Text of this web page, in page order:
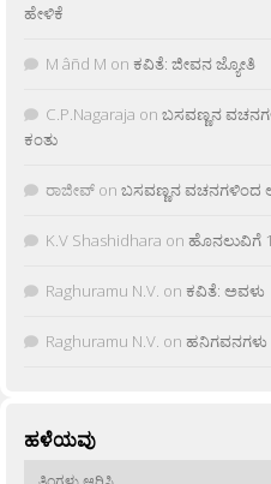
ಹೇಳಿಕೆ
M âñd M on ಕವಿತೆ: ಜೀವನ ಜ್ಯೋತಿ
C.P.Nagaraja on ಬಸವಣ್ಣನ
ಕಂತು
ರಾಜೀವ್ on ಬಸವಣ್ಣನ ವಚನಗಳಿಂದ
K.V Shashidhara on ಹೊನಲುವಿಗೆ
Raghuramu N.V. on ಕವಿತೆ: ಅವಳು
Raghuramu N.V. on ಹನಿಗವನಗಳು
ಹಳೆಯವು
ಹಳೆಯವು